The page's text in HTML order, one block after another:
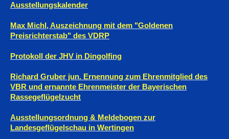
Ausstellungskalender
Max Michl, Auszeichnung mit dem "Goldenen
Preisrichterstab" des VDRP
Protokoll der JHV in Dingolfing
Richard Gruber jun. Ernennung zum Ehrenmitglied des
VBR und ernannte Ehrenmeister der Bayerischen
Rassegeflügelzucht
Ausstellungsordnung & Meldebogen zur
Landesgeflügelschau in Wertingen